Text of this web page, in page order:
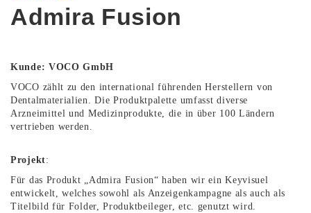
Admira Fusion
Kunde: VOCO GmbH
VOCO zählt zu den international führenden Herstellern von
Dentalmaterialien. Die Produktpalette umfasst diverse
Arzneimittel und Medizinprodukte, die in über 100 Ländern
vertrieben werden.
Projekt:
Für das Produkt „Admira Fusion“ haben wir ein Keyvisuel
entwickelt, welches sowohl als Anzeigenkampagne als auch als
Titelbild für Folder, Produktbeileger, etc. genutzt wird.